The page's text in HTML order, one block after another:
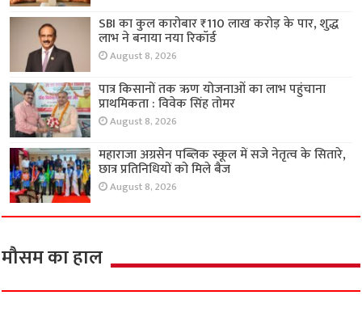
SBI का कुल कारोबार ₹110 लाख करोड़ के पार, शुद्ध
लाभ ने बनाया नया रिकॉर्ड
August 8, 2026
पात्र किसानों तक ऋण योजनाओं का लाभ पहुंचाना
प्राथमिकता : विवेक सिंह तोमर
August 8, 2026
महाराजा अग्रसेन पब्लिक स्कूल में सजे नेतृत्व के सितारे,
छात्र प्रतिनिधियों को मिले बैज
August 8, 2026
मौसम का हाल